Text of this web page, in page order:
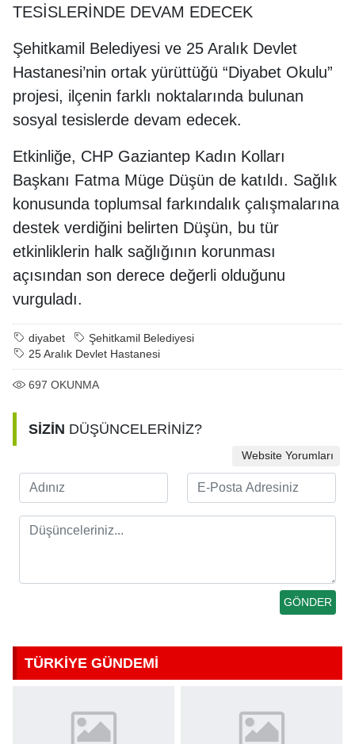
TESİSLERİNDE DEVAM EDECEK
Şehitkamil Belediyesi ve 25 Aralık Devlet
Hastanesi’nin ortak yürüttüğü “Diyabet Okulu”
projesi, ilçenin farklı noktalarında bulunan
sosyal tesislerde devam edecek.
Etkinliğe, CHP Gaziantep Kadın Kolları
Başkanı Fatma Müge Düşün de katıldı. Sağlık
konusunda toplumsal farkındalık çalışmalarına
destek verdiğini belirten Düşün, bu tür
etkinliklerin halk sağlığının korunması
açısından son derece değerli olduğunu
vurguladı.
diyabet
Şehitkamil Belediyesi
25 Aralık Devlet Hastanesi
697 OKUNMA
SİZİN DÜŞÜNCELERİNİZ?
Website Yorumları
TÜRKİYE GÜNDEMİ